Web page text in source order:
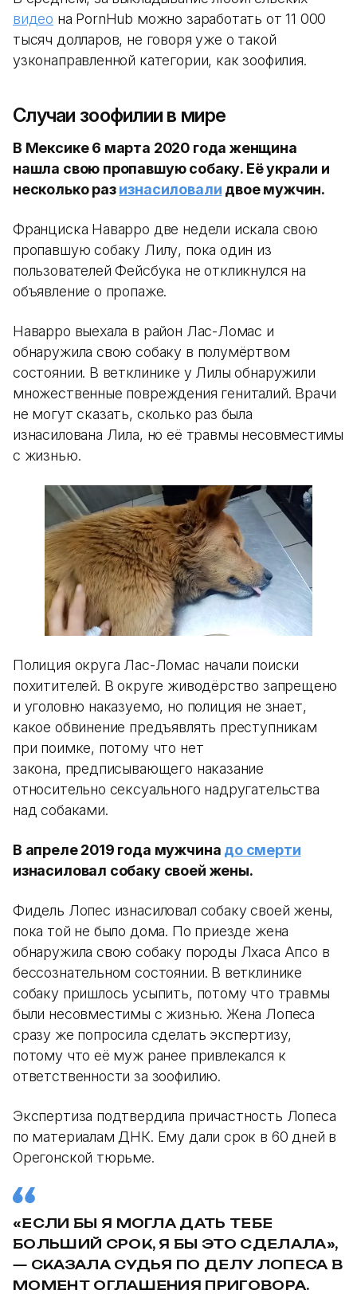
видео на PornHub можно заработать от 11 000
тысяч долларов, не говоря уже о такой
узконаправленной категории, как зоофилия.
Случаи зоофилии в мире
В Мексике 6 марта 2020 года женщина
нашла свою пропавшую собаку. Её украли и
несколько разизнасиловали двое мужчин.
Франциска Наварро две недели искала свою
пропавшую собаку Лилу, пока один из
пользователей Фейсбука не откликнулся на
объявление о пропаже.
Наварро выехала в район Лас-Ломас и
обнаружила свою собаку в полумёртвом
состоянии. В ветклинике у Лилы обнаружили
множественные повреждения гениталий. Врачи
не могут сказать, сколько раз была
изнасилована Лила, но её травмы несовместимы
с жизнью.
Полиция округа Лас-Ломас начали поиски
похитителей. В округе живодёрство запрещено
и уголовно наказуемо, но полиция не знает,
какое обвинение предъявлять преступникам
при поимке, потому что нет
закона, предписывающего наказание
относительно сексуального надругательства
над собаками.
В апреле 2019 года мужчина до смерти
изнасиловал собаку своей жены.
Фидель Лопес изнасиловал собаку своей жены,
пока той не было дома. По приезде жена
обнаружила свою собаку породы Лхаса Апсо в
бессознательном состоянии. В ветклинике
собаку пришлось усыпить, потому что травмы
были несовместимы с жизнью. Жена Лопеса
сразу же попросила сделать экспертизу,
потому что её муж ранее привлекался к
ответственности за зоофилию.
Экспертиза подтвердила причастность Лопеса
по материалам ДНК. Ему дали срок в 60 дней в
Орегонской тюрьме.
«ЕСЛИ БЫ Я МОГЛА ДАТЬ ТЕБЕ
БОЛЬШИЙ СРОК, Я БЫ ЭТО СДЕЛАЛА»,
— СКАЗАЛА СУДЬЯ ПО ДЕЛУ ЛОПЕСА В
МОМЕНТ ОГЛАШЕНИЯ ПРИГОВОРА.